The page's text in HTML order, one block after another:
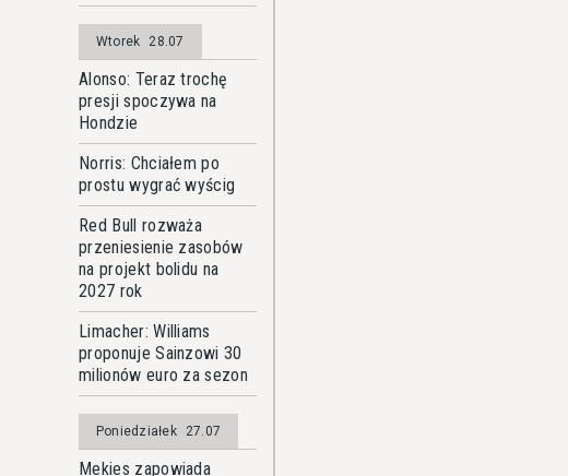
Wtorek 28.07
Alonso: Teraz trochę
presji spoczywa na
Hondzie
Norris: Chciałem po
prostu wygrać wyścig
Red Bull rozważa
przeniesienie zasobów
na projekt bolidu na
2027 rok
Limacher: Williams
proponuje Sainzowi 30
milionów euro za sezon
Poniedziałek 27.07
Mekies zapowiada